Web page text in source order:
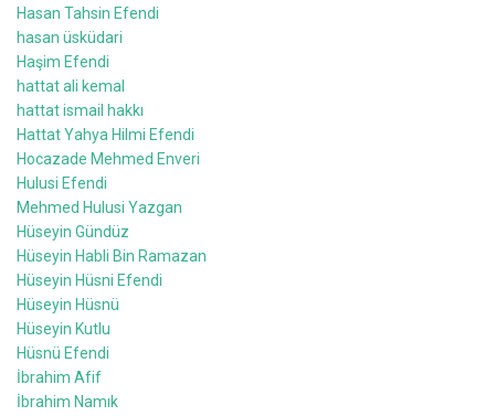
Hasan Tahsin Efendi
hasan üsküdari
Haşim Efendi
hattat ali kemal
hattat ismail hakkı
Hattat Yahya Hilmi Efendi
Hocazade Mehmed Enveri
Hulusi Efendi
Mehmed Hulusi Yazgan
Hüseyin Gündüz
Hüseyin Habli Bin Ramazan
Hüseyin Hüsni Efendi
Hüseyin Hüsnü
Hüseyin Kutlu
Hüsnü Efendi
İbrahim Afif
İbrahim Namık